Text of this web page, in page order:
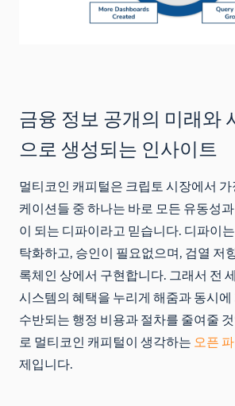
금융 정보 공개의 미래와
으로 생성되는 인사이트
멀티코인 캐피털은 크립토 시장에서
케이션들 중 하나는 바로 모든 유동성
이 되는 디파이라고 믿습니다. 디파이
탁화하고, 승인이 필요없으며, 검열 저
록체인 상에서 구현합니다. 그래서 전
시스템의 혜택을 누리게 해줌과 동시
수반되는 행정 비용과 절차를 줄여줄
로 멀티코인 캐피털이 생각하는오픈
제입니다.